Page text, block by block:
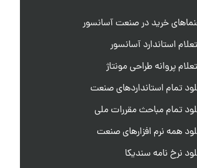
خرید در صنعت آسانسور
استاندارد آسانسور
پروانه طراحی مونتاژ
تمام استانداردهای صنعت
تمام مباحث مقررات ملی
همه نرم افزارهای صنعت
نرخ نامه سندیکا